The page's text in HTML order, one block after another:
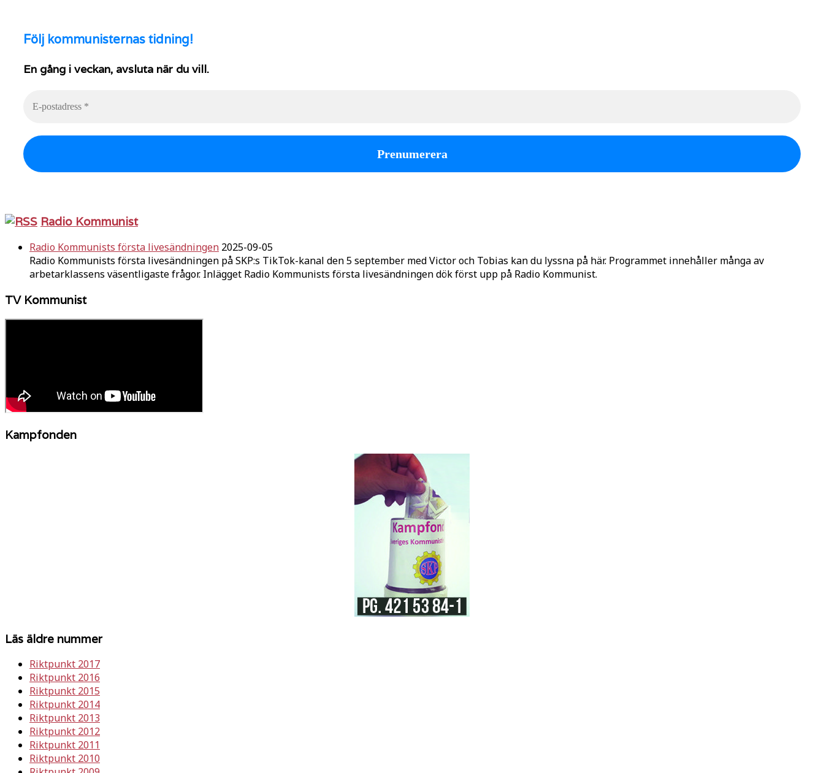
Följ kommunisternas tidning!
En gång i veckan, avsluta när du vill.
Radio Kommunist
Radio Kommunists första livesändningen 2025-09-05
Radio Kommunists första livesändningen på SKP:s TikTok-kanal den 5 september med Victor och Tobias kan du lyssna på här. Programmet innehåller många av
arbetarklassens väsentligaste frågor. Inlägget Radio Kommunists första livesändningen dök först upp på Radio Kommunist.
TV Kommunist
Kampfonden
Läs äldre nummer
Riktpunkt 2017
Riktpunkt 2016
Riktpunkt 2015
Riktpunkt 2014
Riktpunkt 2013
Riktpunkt 2012
Riktpunkt 2011
Riktpunkt 2010